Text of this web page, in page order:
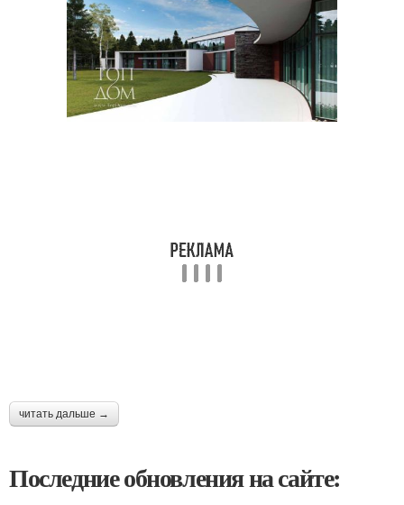
читать дальше →
Последние обновления на сайте: